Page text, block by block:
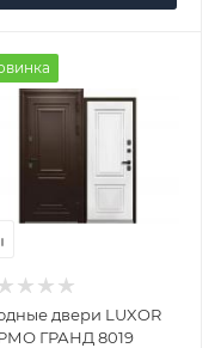
двери LUXOR
ГРАНД 8019